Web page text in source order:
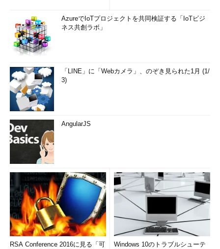
AzureでIoTプロジェクトを共同検証する「IoTビジ
ネス共創ラボ」
「LINE」に「Webカメラ」、のぞき見られた1月 (1/
3)
AngularJS
RSA Conference 2016に見る「可
Windows 10のトラブルシューテ